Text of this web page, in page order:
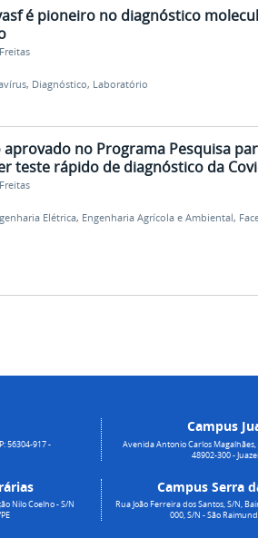
é pioneiro no diagnóstico
, Diagnóstico, Laboratório
no Programa Pesquisa
teste rápido de diagnóstico da
Elétrica, Engenharia Agrícola e Ambiental,
56304-917 -
Nilo Coelho - S/N
Campus
Avenida Antonio Carlos Magalhães,
48902-300 -
Campus Serra
Rua João Ferreira dos Santos, S/N,
000, S/N - São